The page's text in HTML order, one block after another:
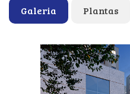
Galeria Plantas